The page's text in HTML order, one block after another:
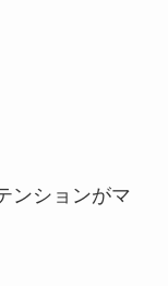
ンションがマ